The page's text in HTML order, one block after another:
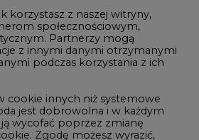
i IT
korzystasz z naszej witryny,
społecznościowym,
Partnerzy mogą
z innymi danymi otrzymanymi
podczas korzystania z ich
cookie innych niż systemowe
jest dobrowolna i w każdym
wycofać poprzez zmianę
Zgodę możesz wyrazić,